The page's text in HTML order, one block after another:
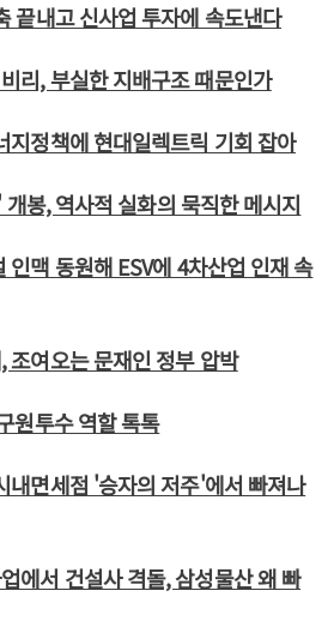
끝내고 신사업 투자에 속도낸다
리, 부실한 지배구조 때문인가
정책에 현대일렉트릭 기회 잡아
봉, 역사적 실화의 묵직한 메시지
맥 동원해 ESV에 4차산업 인재 속
여오는 문재인 정부 압박
원투수 역할 톡톡
면세점 '승자의 저주'에서 빠져나
에서 건설사 격돌, 삼성물산 왜 빠